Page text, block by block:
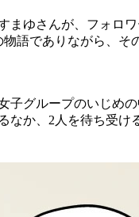
ゆさんが、フォロ
語でありながら、
子グループのいじめ
なか、2人を待ち受